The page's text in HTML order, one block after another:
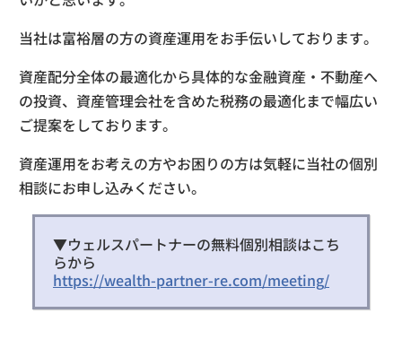
当社は富裕層の方の資産運用をお手伝いしております。
資産配分全体の最適化から具体的な金融資産・不動産へ
の投資、資産管理会社を含めた税務の最適化まで幅広い
ご提案をしております。
資産運用をお考えの方やお困りの方は気軽に当社の個別
相談にお申し込みください。
▼ウェルスパートナーの無料個別相談はこち
らから
https://wealth-partner-re.com/meeting/